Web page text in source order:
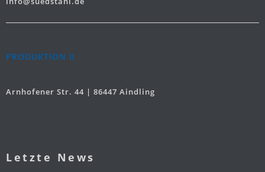
PRODUKTION II
Arnhofener Str. 44 | 86447 Aindling
Letzte News